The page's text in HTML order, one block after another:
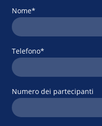
Nome*
Telefono*
Numero dei partecipanti